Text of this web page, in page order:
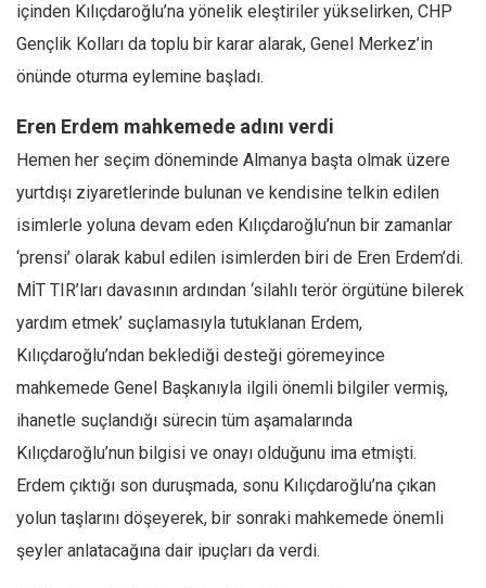
içinden Kılıçdaroğlu’na yönelik eleştiriler yükselirken, CHP
Gençlik Kolları da toplu bir karar alarak, Genel Merkez’in
önünde oturma eylemine başladı.
Eren Erdem mahkemede adını verdi
Hemen her seçim döneminde Almanya başta olmak üzere
yurtdışı ziyaretlerinde bulunan ve kendisine telkin edilen
isimlerle yoluna devam eden Kılıçdaroğlu’nun bir zamanlar
‘prensi’ olarak kabul edilen isimlerden biri de Eren Erdem’di.
MİT TIR’ları davasının ardından ‘silahlı terör örgütüne bilerek
yardım etmek’ suçlamasıyla tutuklanan Erdem,
Kılıçdaroğlu’ndan beklediği desteği göremeyince
mahkemede Genel Başkanıyla ilgili önemli bilgiler vermiş,
ihanetle suçlandığı sürecin tüm aşamalarında
Kılıçdaroğlu’nun bilgisi ve onayı olduğunu ima etmişti.
Erdem çıktığı son duruşmada, sonu Kılıçdaroğlu’na çıkan
yolun taşlarını döşeyerek, bir sonraki mahkemede önemli
şeyler anlatacağına dair ipuçları da verdi.